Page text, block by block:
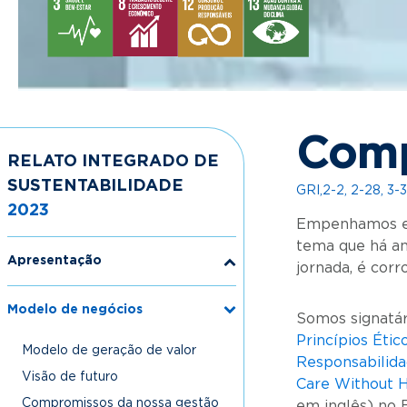
RELATO INTEGRADO DE
SUSTENTABILIDADE
2023
Apresentação Submenu
Modelo de negócios
Modelo de geração de valor
Visão de futuro
Compromissos da nossa gestão
GRI,2-2, 2-28, 3-
Empenhamos
tema que há
jornada, é
Somos
Princípios
Care Without